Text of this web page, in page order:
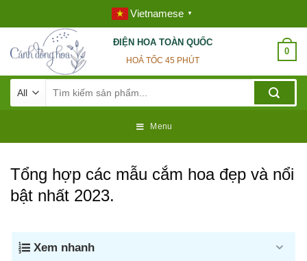
to
content
Vietnamese ▼
ĐIỆN HOA TOÀN QUỐC
HOẢ TỐC 45 PHÚT
0
kiếm:
Menu
Tổng hợp các mẫu cắm hoa đẹp và nổi
bật nhất 2023.
Xem nhanh